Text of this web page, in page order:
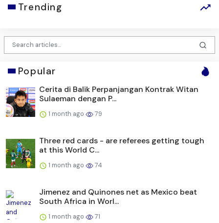
Trending
Popular
Cerita di Balik Perpanjangan Kontrak Witan
Sulaeman dengan P...
1 month ago 79
Three red cards - are referees getting tough
at this World C...
1 month ago 74
Jimenez and Quinones net as Mexico beat
South Africa in Worl...
1 month ago 71